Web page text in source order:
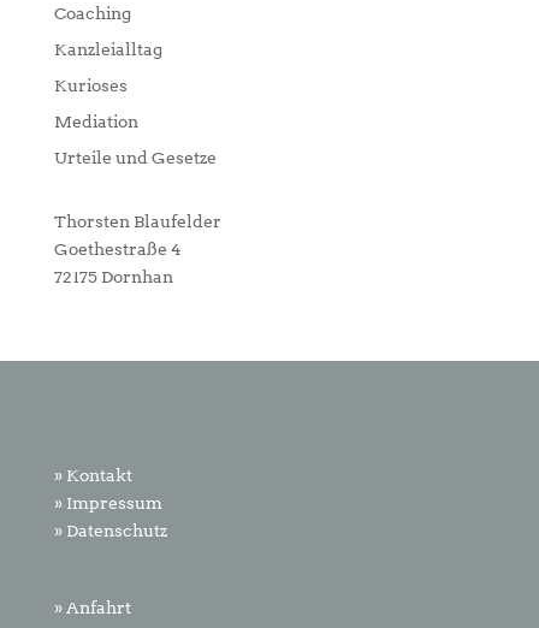
Coaching
Kanzleialltag
Kurioses
Mediation
Urteile und Gesetze
Thorsten Blaufelder
Goethestraße 4
72175 Dornhan
» Kontakt
» Impressum
» Datenschutz
» Anfahrt